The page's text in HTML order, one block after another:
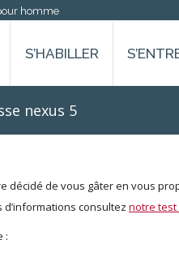
homme
S’HABILLER
nexus 5
décidé de vous gâter en vous
consultez notre test
: